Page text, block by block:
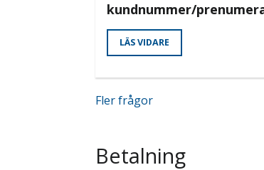
kundnummer/
LÄS VIDARE
Fler frågor
Betalning